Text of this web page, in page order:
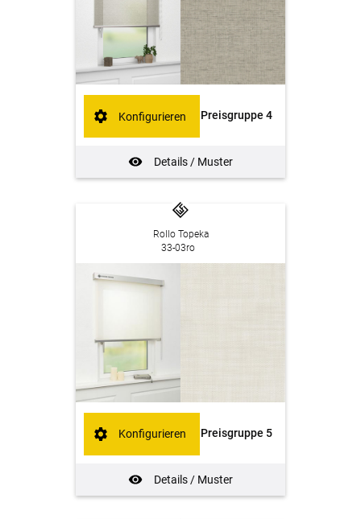
Preisgruppe 4
Details / Muster
Konfigurieren
Rollo Topeka
33-03ro
Preisgruppe 5
Details / Muster
Konfigurieren